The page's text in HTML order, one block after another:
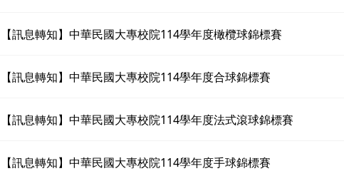
【訊息轉知】中華民國大專校院114學年度橄欖球錦標賽
【訊息轉知】中華民國大專校院114學年度合球錦標賽
【訊息轉知】中華民國大專校院114學年度法式滾球錦標賽
【訊息轉知】中華民國大專校院114學年度手球錦標賽